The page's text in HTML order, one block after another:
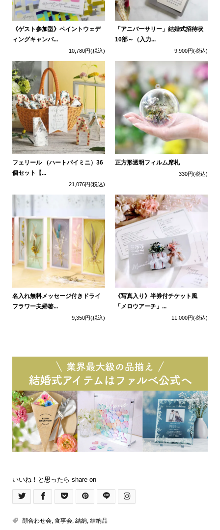
《ゲスト参加型》ペイントウェデ
ィングキャンバ...
10,780円(税込)
「アニバーサリー」結婚式招待状
10部～（入力...
9,900円(税込)
フェリール （ハートパイミニ）36
個セット【...
21,076円(税込)
正方形透明フィルム席札
330円(税込)
名入れ無料メッセージ付きドライ
フラワー夫婦箸...
9,350円(税込)
《写真入り》半券付チケット風
「メロウアーチ」...
11,000円(税込)
いいね！と思ったら share on
顔合わせ会, 食事会, 結納, 結納品